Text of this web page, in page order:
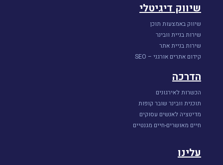
שיווק דיגיטלי
שיווק באמצעות תוכן
שירות בניית וובינר
שירות בניית אתר
קידום אתרים אורגני – SEO
הדרכה
הכשרות לאירגונים
תוכנית וובינר שובר קופות
מדיטציה לאנשים עסוקים
חיים מאושרים-חיים מגנטיים
עלינו